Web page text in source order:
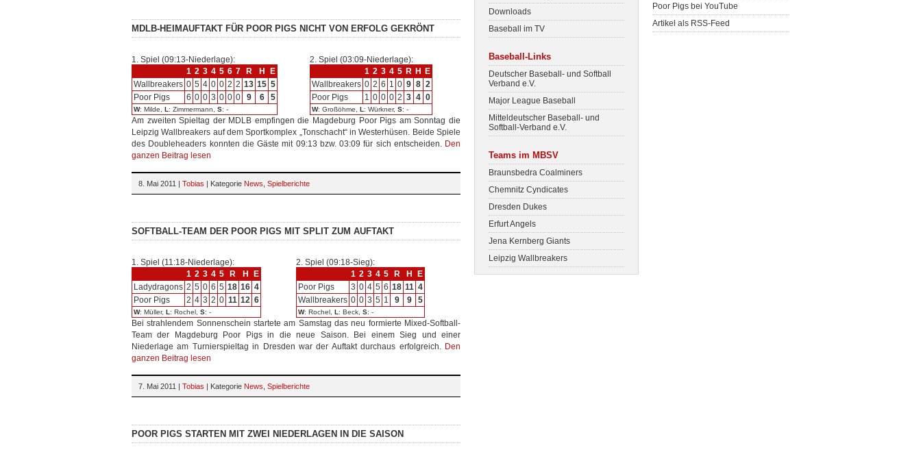
MDLB-HEIMAUFTAKT FÜR POOR PIGS NICHT VON ERFOLG GEKRÖNT
1. Spiel (09:13-Niederlage):
1 2 3 4 5 6 7 R H
E
Wallbreakers 0 5 4 0 0 2 2 13 15 5
Poor Pigs
6 0 0 3 0 0 0 9 6 5
W: Milde, L : Zimmermann, S: -
2. Spiel (03:09-Niederlage):
1 2 3 4 5 R H
E
Wallbreakers 0 2 6 1 0 9 8 2
Poor Pigs
1 0 0 0 2 3 4 0
W: Großöhme, L : Würkner, S: -
Am zweiten Spieltag der MDLB empfingen die Magdeburg Poor Pigs am Sonntag die
Leipzig Wallbreakers auf dem Sportkomplex „Tonschacht“ in Westerhüsen. Beide Spiele
des Doubleheaders konnten die Gäste mit 09:13 bzw. 03:09 für sich entscheiden. Den
ganzen Beitrag lesen
8. Mai 2011 | Tobias | Kategorie News Spielberichte
SOFTBALL-TEAM DER POOR PIGS MIT SPLIT ZUM AUFTAKT
1. Spiel (11:18-Niederlage):
1 2 3 4 5 R H
E
Ladydragons 2 5 0 6 5 18 16 4
Poor Pigs
2 4 3 2 0 11 12 6
W: Müller, L : Rochel, S: -
2. Spiel (09:18-Sieg):
1 2 3 4 5 R H
E
Poor Pigs
3 0 4 5 6 18 11 4
Wallbreakers 0 0 3 5 1 9 9 5
W: Rochel, L : Beck, S: -
Bei strahlendem Sonnenschein startete am Samstag das neu formierte Mixed-Softball-
Team der Magdeburg Poor Pigs in die neue Saison. Bei einem Sieg und einer
Niederlage am Turnierspieltag in Dresden war der Auftakt durchaus erfolgreich. Den
ganzen Beitrag lesen
7. Mai 2011 | Tobias | Kategorie News Spielberichte
POOR PIGS STARTEN MIT ZWEI NIEDERLAGEN IN DIE SAISON
Downloads
Baseball im TV
Baseball-Links
Deutscher Baseball- und Softball
Verband e.V.
Major League Baseball
Mitteldeutscher Baseball- und
Softball-Verband e.V.
Teams im MBSV
Braunsbedra Coalminers
Chemnitz Cyndicates
Dresden Dukes
Erfurt Angels
Jena Kernberg Giants
Leipzig Wallbreakers
Poor Pigs bei YouTube
Artikel als RSS-Feed